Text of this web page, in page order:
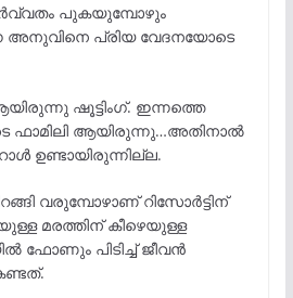
പുകയുമ്പോഴും
അനുവിനെ പ്രിയ വേദനയോടെ
ഷൂട്ടിംഗ്. ഇന്നത്തെ
ഫാമിലി ആയിരുന്നു…അതിനാൽ
ഉണ്ടായിരുന്നില്ല.
വരുമ്പോഴാണ് റിസോർട്ടിന്
മരത്തിന് കീഴെയുള്ള
ഫോണും പിടിച്ച് ജീവൻ